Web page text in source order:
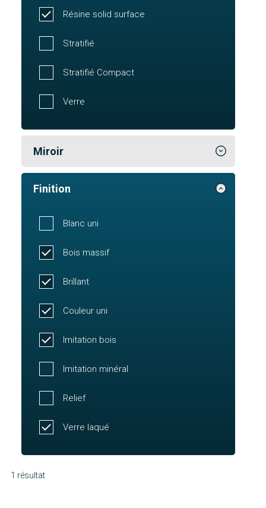
Résine solid surface
Stratifié
Stratifié Compact
Verre
Miroir
Finition
Blanc uni
Bois massif
Brillant
Couleur uni
Imitation bois
Imitation minéral
Relief
Verre laqué
1 résultat